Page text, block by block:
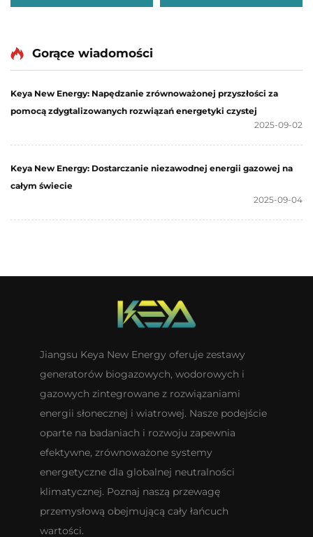
Gorące wiadomości
Keya New Energy: Napędzanie zrównoważonej przyszłości za
pomocą zdygtalizowanych rozwiązań energetyki czystej
2025-09-02
Keya New Energy: Dostarczanie niezawodnej energii gazowej na
całym świecie
2025-09-04
Jiangsu Keya New Energy oferuje zestawy
generatorów biogazowych, wodorowych i
gazowych zintegrowane z rozwiązaniami
energii słonecznej i wiatrowej. Nasze podejście
oparte na badaniach i rozwoju zapewnia
efektywne, zrównoważone systemy
energetyczne dla globalnej neutralności
klimatycznej. Poznaj naszą przewagę
przemysłową obejmującą cały łańcuch
wartości.